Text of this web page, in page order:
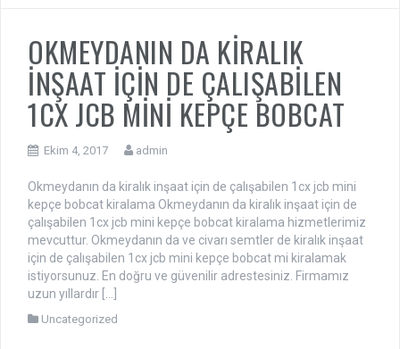
OKMEYDANIN DA KİRALIK
İNŞAAT İÇİN DE ÇALIŞABİLEN
1CX JCB MİNİ KEPÇE BOBCAT
Ekim 4, 2017 admin
Okmeydanın da kiralık inşaat için de çalışabilen 1cx jcb mini
kepçe bobcat kiralama Okmeydanın da kiralık inşaat için de
çalışabilen 1cx jcb mini kepçe bobcat kiralama hizmetlerimiz
mevcuttur. Okmeydanın da ve civarı semtler de kiralık inşaat
için de çalışabilen 1cx jcb mini kepçe bobcat mi kiralamak
istiyorsunuz. En doğru ve güvenilir adrestesiniz. Firmamız
uzun yıllardır […]
Uncategorized